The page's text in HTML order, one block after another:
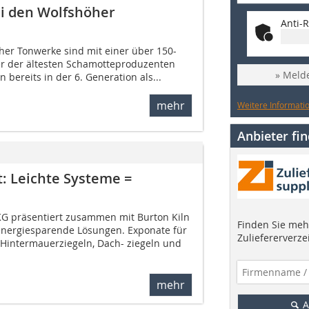
den Wolfshöher
Tonwerke sind mit einer über 150-
der ältesten Schamotteproduzenten
bereits in der 6. Generation als...
mehr
Leichte Systeme =
präsentiert zusammen mit Burton Kiln
Lösungen. Exponate für
Dach- ziegeln und
mehr
Anti-
»
Weitere
Anbieter
Finden Sie